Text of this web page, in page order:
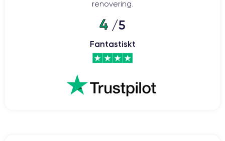
iPhone 12: 5G-hastighet i din hand
ansluta till 5G-nätverk. Detta möjliggör hastigheter på upp till 4 Gbps
snabbare nedladdningar, smidigare videospelupplevelser, men även
streaming av bättre kvalitet. Även videosamtal som FaceTime blir
roligare när du kontaktar dina nära och kära.
renovering.
4 /5
Fantastiskt